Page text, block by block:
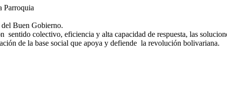
Parroquia
Buen Gobierno.
sentido colectivo, eficiencia y alta capacidad de respuesta, las
de la base social que apoya y defiende la revolución bolivariana.